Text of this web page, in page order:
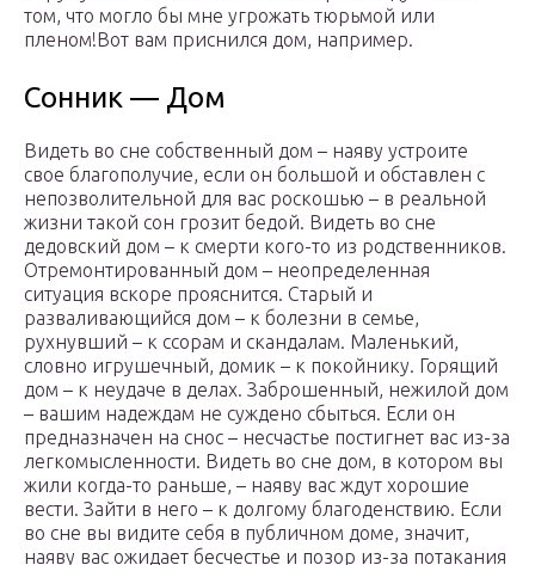
том, что могло бы мне угрожать тюрьмой или
пленом!Вот вам приснился дом, например.
Сонник — Дом
Видеть во сне собственный дом – наяву устроите
свое благополучие, если он большой и обставлен с
непозволительной для вас роскошью – в реальной
жизни такой сон грозит бедой. Видеть во сне
дедовский дом – к смерти кого-то из родственников.
Отремонтированный дом – неопределенная
ситуация вскоре прояснится. Старый и
разваливающийся дом – к болезни в семье,
рухнувший – к ссорам и скандалам. Маленький,
словно игрушечный, домик – к покойнику. Горящий
дом – к неудаче в делах. Заброшенный, нежилой дом
– вашим надеждам не суждено сбыться. Если он
предназначен на снос – несчастье постигнет вас из-за
легкомысленности. Видеть во сне дом, в котором вы
жили когда-то раньше, – наяву вас ждут хорошие
вести. Зайти в него – к долгому благоденствию. Если
во сне вы видите себя в публичном доме, значит,
наяву вас ожидает бесчестье и позор из-за потакания